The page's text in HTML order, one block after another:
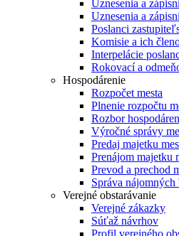
Uznesenia a
Uznesenia a
Poslanci
Komisie a ich
Interpelácie
Rokovací a
Hospodárenie
Rozpočet mesta
Plnenie rozpočtu
Rozbor
Výročné správy
Predaj majetku
Prenájom majetku
Prevod a prechod
Správa
Verejné obstarávanie
Verejné zákazky
Súťaž návrhov